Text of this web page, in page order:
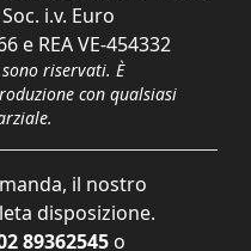
i.v. Euro
e REA VE-454332
riservati. È
con qualsiasi
il nostro
disposizione.
89362545 o